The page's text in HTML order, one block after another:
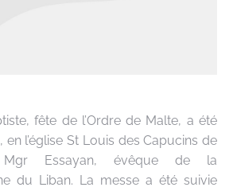
fête de l’Ordre de Malte, a été
l’église St Louis des Capucins de
Essayan, évêque de la
du Liban. La messe a été suivie